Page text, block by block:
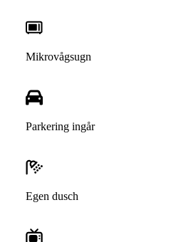
Mikrovågsugn
Parkering ingår
Egen dusch